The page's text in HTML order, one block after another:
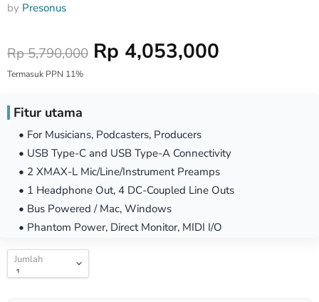
by Presonus
Harga
Rp 5,790,000 Harga Special
Rp 4,053,000
Termasuk PPN 11%
Fitur utama
• For Musicians, Podcasters, Producers
• USB Type-C and USB Type-A Connectivity
• 2 XMAX-L Mic/Line/Instrument Preamps
• 1 Headphone Out, 4 DC-Coupled Line Outs
• Bus Powered / Mac, Windows
• Phantom Power, Direct Monitor, MIDI I/O
Jumlah